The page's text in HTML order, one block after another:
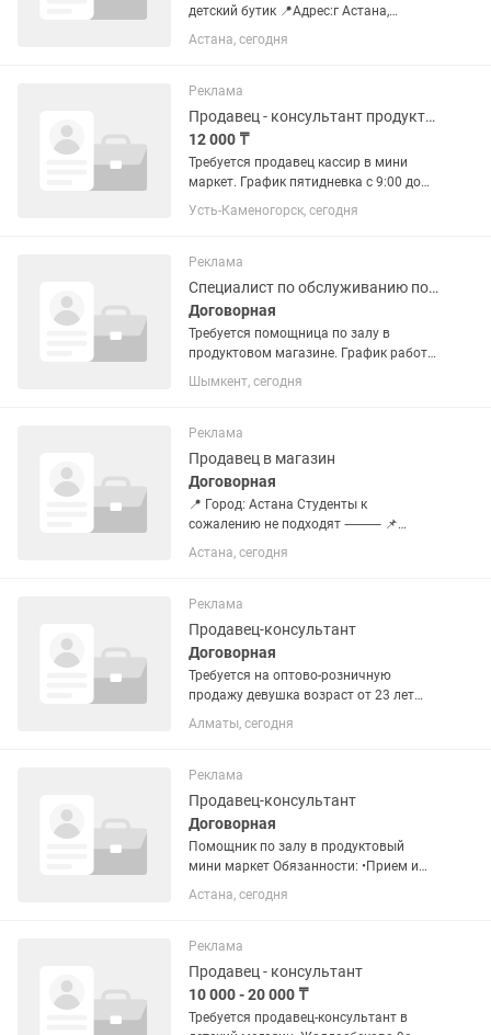
детский бутик 📍Адрес:г Астана,
ул.Тлендиева 15 График работы:10:00-
21:00 Заработная плата:210тыс
пунктуальность Вежливость и...
Астана, сегодня
Реклама
Продавец - консультант продуктов
12 000 ₸
Требуется продавец кассир в мини
маркет. График пятидневка с 9:00 до
20:00. Оплата 12000т в день
Усть-Каменогорск, сегодня
Реклама
Специалист по обслуживанию покупателей в магазине
Договорная
Требуется помощница по залу в
продуктовом магазине. График работы
с 09:00 до 21:00. Ответственность,
чистоплотность
Шымкент, сегодня
Реклама
Продавец в магазин
Договорная
📍 Город: Астана Студенты к
сожалению не подходят ⸻ 📌
Требования к кандидату: •Интерес к
чаю, культуре чаепития и
в продажах или рознице (желателен, но
не...
Астана, сегодня
Реклама
Продавец-консультант
Договорная
Требуется на оптово-розничную
продажу девушка возраст от 23 лет
до40 лет в т.ц Байсат продажа
бижутерии и наручных часов Опыт
русский язык Нужна девушка на...
Алматы, сегодня
Реклама
Продавец-консультант
Договорная
Помощник по залу в продуктовый
мини маркет Обязанности: •Прием и
выкладка товара •Контроль сроков
годности •Поддержание чистоты в зале
честность •Вежливость •Опыт...
Астана, сегодня
Реклама
Продавец - консультант
10 000 - 20 000 ₸
Требуется продавец-консультант в